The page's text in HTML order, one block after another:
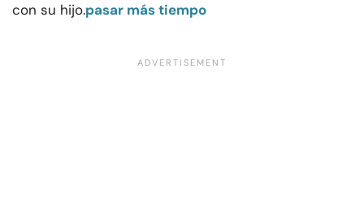
con su hijo.pasar más tiempo